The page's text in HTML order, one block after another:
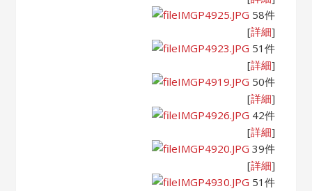
IMGP4925.JPG 58件
[詳細]
IMGP4923.JPG 51件
[詳細]
IMGP4919.JPG 50件
[詳細]
IMGP4926.JPG 42件
[詳細]
IMGP4920.JPG 39件
[詳細]
IMGP4930.JPG 51件